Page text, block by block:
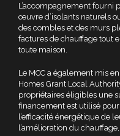
L’accompagnement fourni
œuvre d’isolants naturels
des combles et des murs
factures de chauffage tout
toute maison.
Le MCC a également mis
Homes Grant Local
propriétaires éligibles une
financement est utilisé
l’efficacité énergétique de
l’amélioration du chauffage,